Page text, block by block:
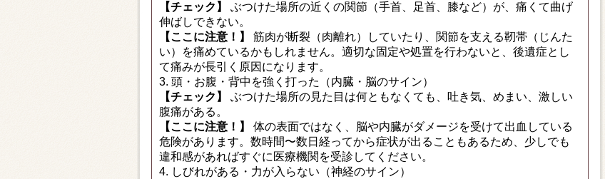
【チェック】
ぶつけた場所の近くの関節（手首、足首、膝など）が、痛くて曲げ
伸ばしできない。
【ここに注意！】
筋肉が断裂（肉離れ）していたり、関節を支える靭帯（じんた
い）を痛めているかもしれません。適切な固定や処置を行わないと、後遺症とし
て痛みが長引く原因になります。
3. 頭・お腹・背中を強く打った（内臓・脳のサイン）
【チェック】
ぶつけた場所の見た目は何ともなくても、吐き気、めまい、激しい
腹痛がある。
【ここに注意！】
体の表面ではなく、脳や内臓がダメージを受けて出血している
危険があります。数時間〜数日経ってから症状が出ることもあるため、少しでも
違和感があればすぐに医療機関を受診してください。
4. しびれがある・力が入らない（神経のサイン）